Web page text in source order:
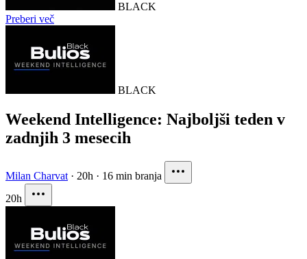
BLACK
Preberi več
BLACK
Weekend Intelligence: Najboljši teden v
zadnjih 3 mesecih
Milan Charvat · 20h · 16 min branja
20h